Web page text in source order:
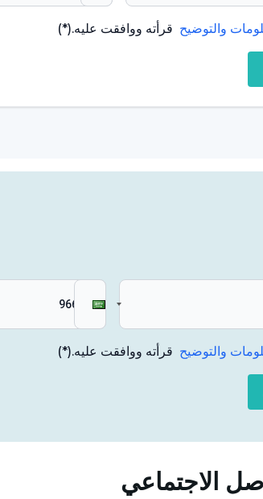
والتوضيح قرأته ووافقت عليه.(*)
والتوضيح قرأته ووافقت عليه.(*)
الاجتماعي